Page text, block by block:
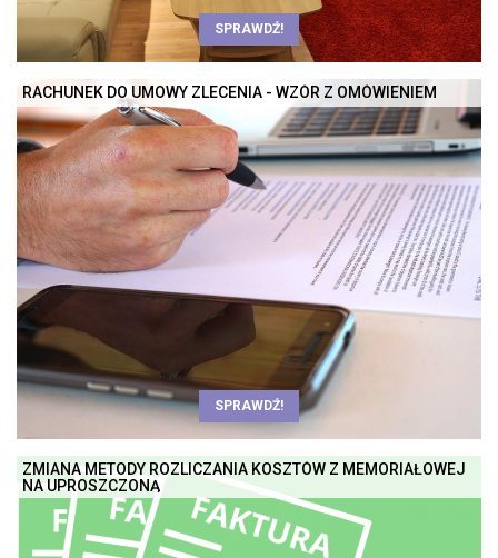
SPRAWDŹ!
RACHUNEK DO UMOWY ZLECENIA - WZÓR Z OMÓWIENIEM
SPRAWDŹ!
ZMIANA METODY ROZLICZANIA KOSZTÓW Z MEMORIAŁOWEJ
NA UPROSZCZONĄ